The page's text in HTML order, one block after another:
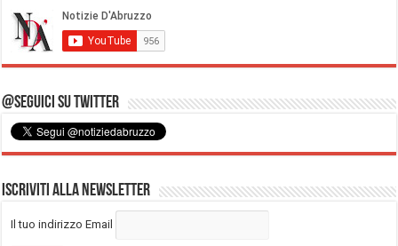
@Seguici su Twitter
Iscriviti alla Newsletter
Il tuo indirizzo Email